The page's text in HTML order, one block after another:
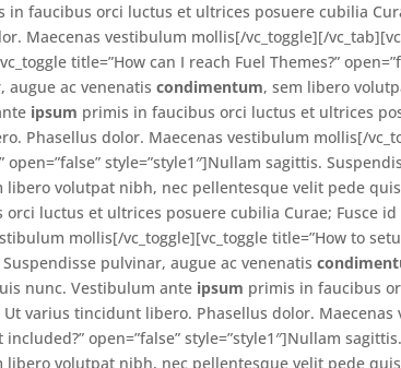
in faucibus orci luctus et ultrices posuere cubilia
Maecenas vestibulum mollis[/vc_toggle][/
title=”How can I reach Fuel Themes?”
augue ac venenatiscondimentum, sem libero
ipsum primis in faucibus orci luctus et ultrices
Phasellus dolor. Maecenas vestibulum mollis[/
open=”false” style=”style1″]Nullam sagittis.
libero volutpat nibh, nec pellentesque velit pede
luctus et ultrices posuere cubilia Curae; Fusce
mollis[/vc_toggle][vc_toggle title=”How to
pulvinar, augue ac venenatis
nunc. Vestibulum ante ipsum primis in faucibus
varius tincidunt libero. Phasellus dolor.
open=”false” style=”style1″]Nullam
libero volutpat nibh, nec pellentesque velit pede